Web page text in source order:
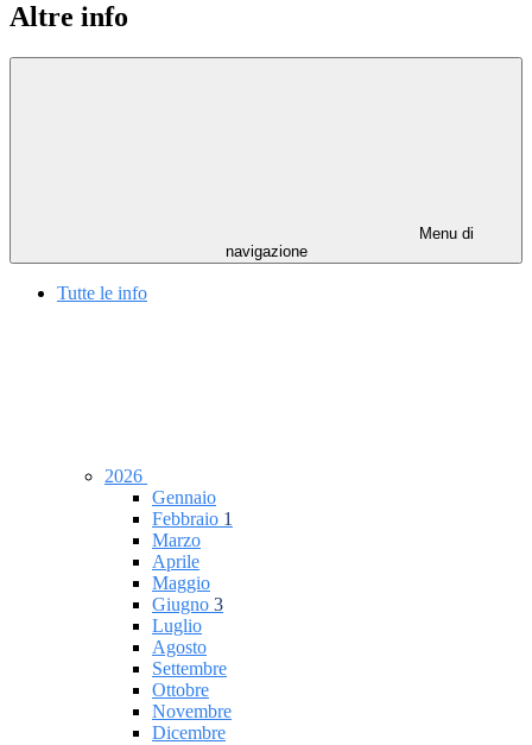
Altre info
Menu di
navigazione
Tutte le info
2026
Gennaio
Febbraio 1
Marzo
Aprile
Maggio
Giugno 3
Luglio
Agosto
Settembre
Ottobre
Novembre
Dicembre